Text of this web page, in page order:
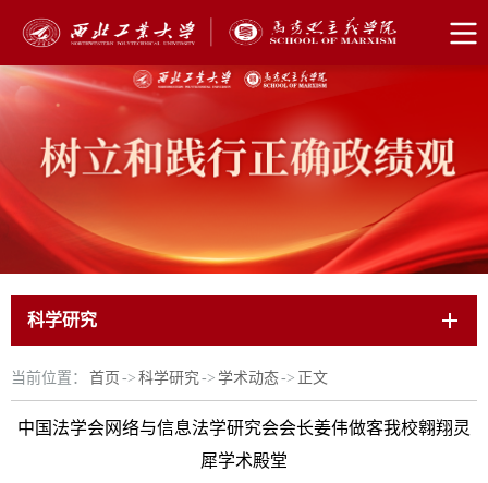
科学研究
当前位置： 首页 -> 科学研究 -> 学术动态-> 正文
中国法学会网络与信息法学研究会会长姜伟做客我校翱翔灵
犀学术殿堂